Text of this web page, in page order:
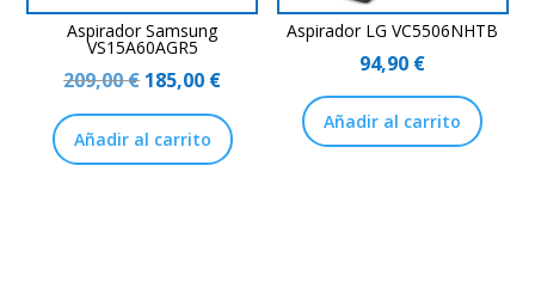
Aspirador Samsung
VS15A60AGR5
209,00€ El
precio
original
era:
185,00 €El
precio
actual
Añadir al carrito
Aspirador LG VC5506NHTB
94,90 €
Añadir al carrito